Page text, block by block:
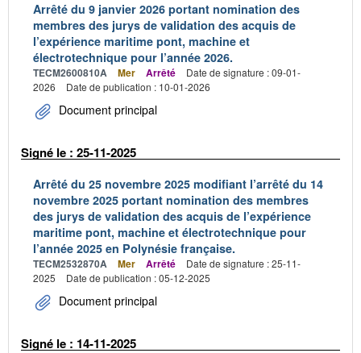
Arrêté du 9 janvier 2026 portant nomination des
membres des jurys de validation des acquis de
l’expérience maritime pont, machine et
électrotechnique pour l’année 2026.
TECM2600810A Mer Arrêté
Date de signature : 09-01-
2026
Date de publication : 10-01-2026
Document principal
Signé le : 25-11-2025
Arrêté du 25 novembre 2025 modifiant l’arrêté du 14
novembre 2025 portant nomination des membres
des jurys de validation des acquis de l’expérience
maritime pont, machine et électrotechnique pour
l’année 2025 en Polynésie française.
TECM2532870A Mer Arrêté
Date de signature : 25-11-
2025
Date de publication : 05-12-2025
Document principal
Signé le : 14-11-2025